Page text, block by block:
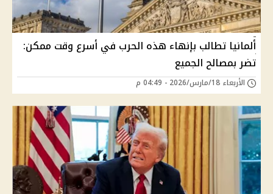
ألمانيا تطالب بإنهاء هذه الحرب في أسرع وقت ممكن:
تضر بمصالح الجميع
الأربعاء 18/مارس/2026 - 04:49 م